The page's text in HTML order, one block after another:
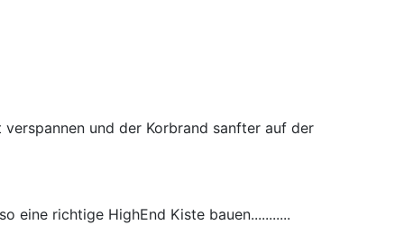
und der Korbrand sanfter auf der
eine richtige HighEnd Kiste bauen...........